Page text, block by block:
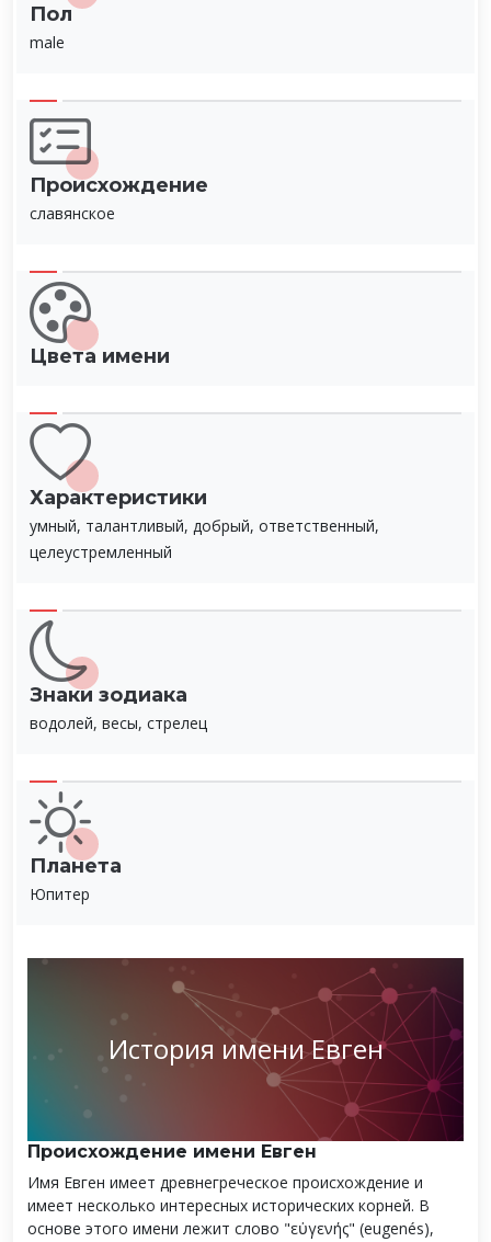
Пол
male
Происхождение
славянское
Цвета имени
Характеристики
умный, талантливый, добрый, ответственный,
целеустремленный
Знаки зодиака
водолей, весы, стрелец
Планета
Юпитер
История имени Евген
Происхождение имени Евген
Имя Евген имеет древнегреческое происхождение и
имеет несколько интересных исторических корней. В
основе этого имени лежит слово "εὐγενής" (eugenés),